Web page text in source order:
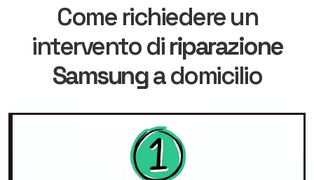
Come richiedere un
intervento diriparazione
Samsunga domicilio